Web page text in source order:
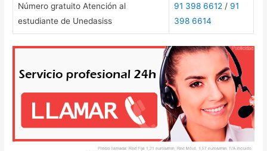
Número gratuito Atención al
estudiante de Unedasiss
91 398 6612 / 91
398 6614